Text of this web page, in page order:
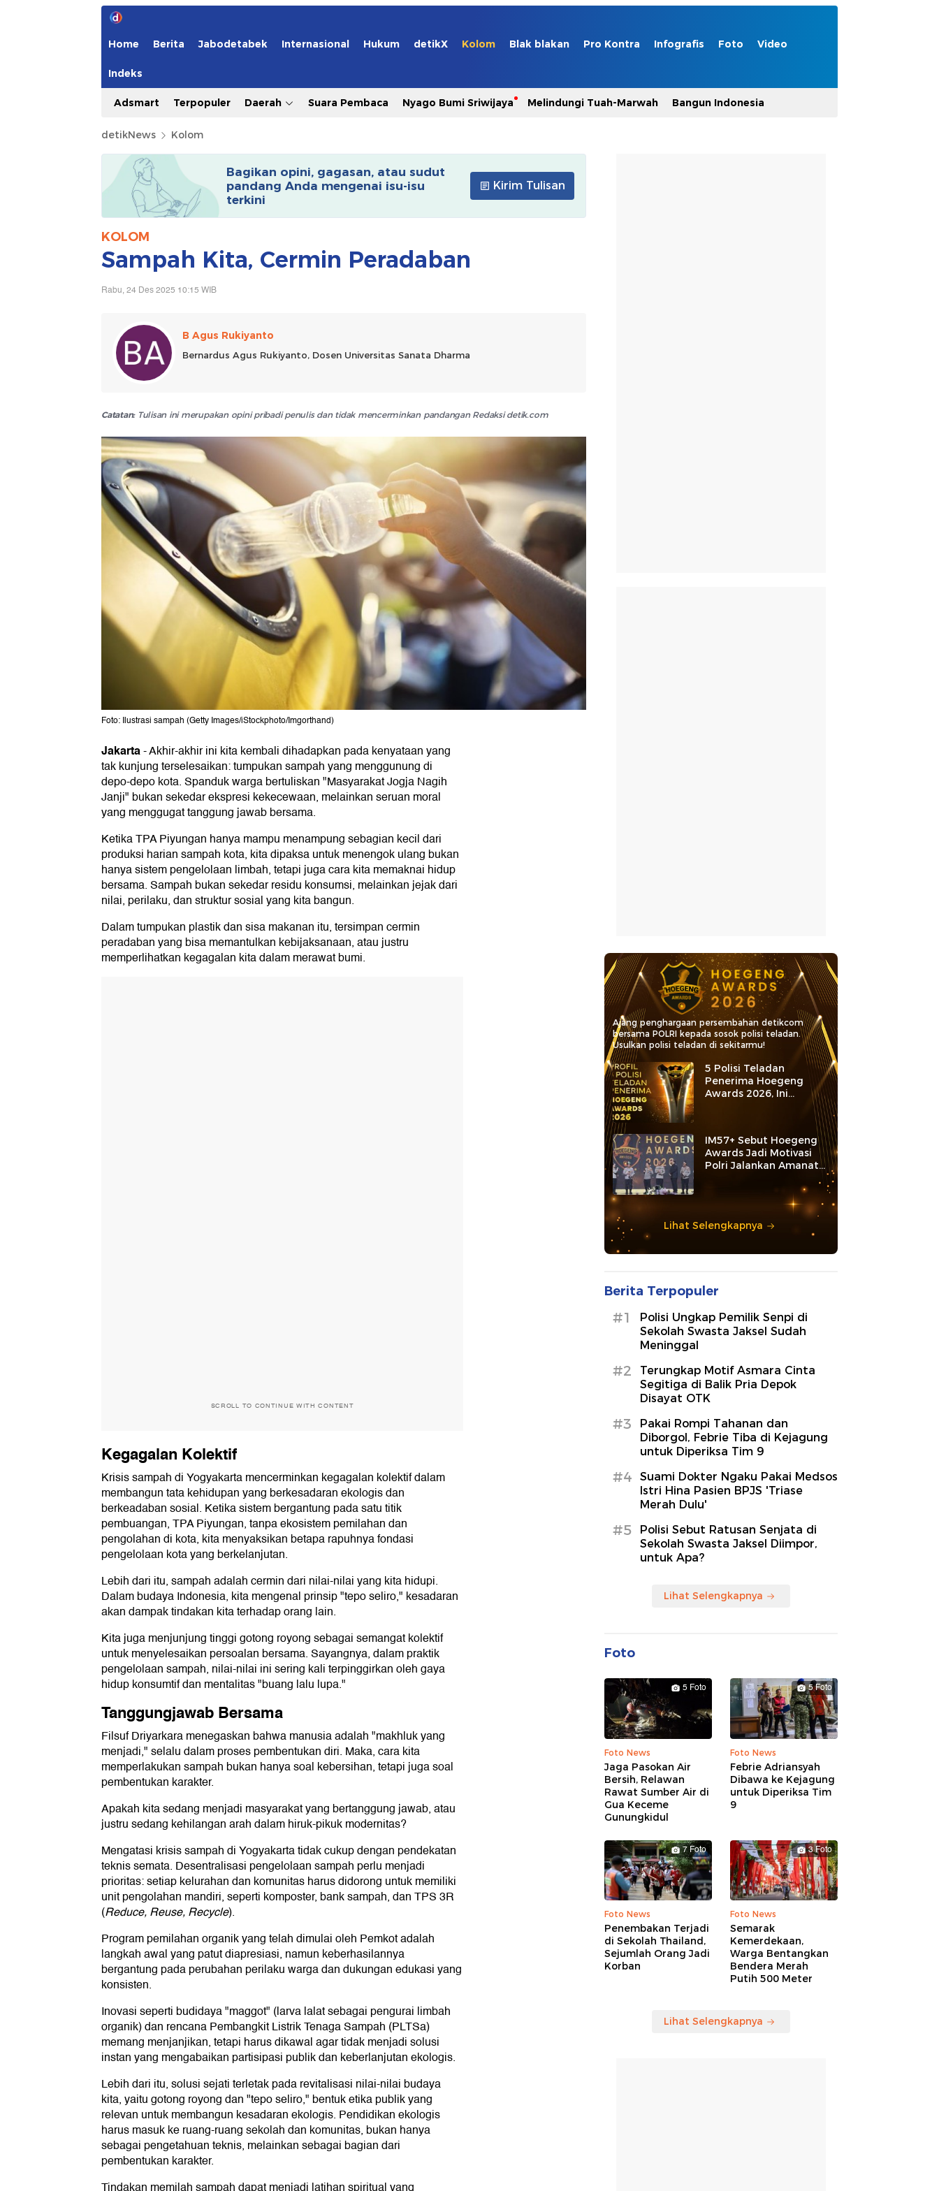
Home Berita Jabodetabek Internasional Hukum detikX Kolom Blak blakan Pro Kontra Infografis Foto Video
Indeks
Adsmart Terpopuler Daerah Suara Pembaca Nyago Bumi Sriwijaya Melindungi Tuah-Marwah Bangun Indonesia
detikNews Kolom
Bagikan opini, gagasan, atau sudut
pandang Anda mengenai isu-isu
terkini
Kirim Tulisan
KOLOM
Sampah Kita, Cermin Peradaban
Rabu, 24 Des 2025 10:15 WIB
B Agus Rukiyanto
Bernardus Agus Rukiyanto, Dosen Universitas Sanata Dharma
Catatan:Tulisan ini merupakan opini pribadi penulis dan tidak mencerminkan pandangan Redaksi detik.com
Foto: Ilustrasi sampah (Getty Images/iStockphoto/Imgorthand)
Jakarta-Akhir-akhir ini kita kembali dihadapkan pada kenyataan yang
tak kunjung terselesaikan: tumpukan sampah yang menggunung di
depo-depo kota. Spanduk warga bertuliskan "Masyarakat Jogja Nagih
Janji" bukan sekedar ekspresi kekecewaan, melainkan seruan moral
yang menggugat tanggung jawab bersama.
Ketika TPA Piyungan hanya mampu menampung sebagian kecil dari
produksi harian sampah kota, kita dipaksa untuk menengok ulang bukan
hanya sistem pengelolaan limbah, tetapi juga cara kita memaknai hidup
bersama. Sampah bukan sekedar residu konsumsi, melainkan jejak dari
nilai, perilaku, dan struktur sosial yang kita bangun.
Dalam tumpukan plastik dan sisa makanan itu, tersimpan cermin
peradaban yang bisa memantulkan kebijaksanaan, atau justru
memperlihatkan kegagalan kita dalam merawat bumi.
SCROLL TO CONTINUE WITH CONTENT
Kegagalan Kolektif
Krisis sampah di Yogyakarta mencerminkan kegagalan kolektif dalam
membangun tata kehidupan yang berkesadaran ekologis dan
berkeadaban sosial. Ketika sistem bergantung pada satu titik
pembuangan, TPA Piyungan, tanpa ekosistem pemilahan dan
pengolahan di kota, kita menyaksikan betapa rapuhnya fondasi
pengelolaan kota yang berkelanjutan.
Lebih dari itu, sampah adalah cermin dari nilai-nilai yang kita hidupi.
Dalam budaya Indonesia, kita mengenal prinsip "tepo seliro," kesadaran
akan dampak tindakan kita terhadap orang lain.
Kita juga menjunjung tinggi gotong royong sebagai semangat kolektif
untuk menyelesaikan persoalan bersama. Sayangnya, dalam praktik
pengelolaan sampah, nilai-nilai ini sering kali terpinggirkan oleh gaya
hidup konsumtif dan mentalitas "buang lalu lupa."
Tanggungjawab Bersama
Filsuf Driyarkara menegaskan bahwa manusia adalah "makhluk yang
menjadi," selalu dalam proses pembentukan diri. Maka, cara kita
memperlakukan sampah bukan hanya soal kebersihan, tetapi juga soal
pembentukan karakter.
Apakah kita sedang menjadi masyarakat yang bertanggung jawab, atau
justru sedang kehilangan arah dalam hiruk-pikuk modernitas?
Mengatasi krisis sampah di Yogyakarta tidak cukup dengan pendekatan
teknis semata. Desentralisasi pengelolaan sampah perlu menjadi
prioritas: setiap kelurahan dan komunitas harus didorong untuk memiliki
unit pengolahan mandiri, seperti komposter, bank sampah, dan TPS 3R
(Reduce, Reuse, Recycle).
Program pemilahan organik yang telah dimulai oleh Pemkot adalah
langkah awal yang patut diapresiasi, namun keberhasilannya
bergantung pada perubahan perilaku warga dan dukungan edukasi yang
konsisten.
Inovasi seperti budidaya "maggot" (larva lalat sebagai pengurai limbah
organik) dan rencana Pembangkit Listrik Tenaga Sampah (PLTSa)
memang menjanjikan, tetapi harus dikawal agar tidak menjadi solusi
instan yang mengabaikan partisipasi publik dan keberlanjutan ekologis.
Lebih dari itu, solusi sejati terletak pada revitalisasi nilai-nilai budaya
kita, yaitu gotong royong dan "tepo seliro," bentuk etika publik yang
relevan untuk membangun kesadaran ekologis. Pendidikan ekologis
harus masuk ke ruang-ruang sekolah dan komunitas, bukan hanya
sebagai pengetahuan teknis, melainkan sebagai bagian dari
pembentukan karakter.
Ajang penghargaan persembahan detikcom
bersama POLRI kepada sosok polisi teladan.
Usulkan polisi teladan di sekitarmu!
5 Polisi Teladan
Penerima Hoegeng
Awards 2026, Ini
Kategori dan Kiprahnya
IM57+ Sebut Hoegeng
Awards Jadi Motivasi
Polri Jalankan Amanat
Lihat Selengkapnya
Berita Terpopuler
#1
Polisi Ungkap Pemilik Senpi di
Sekolah Swasta Jaksel Sudah
Meninggal
#2
Terungkap Motif Asmara Cinta
Segitiga di Balik Pria Depok
Disayat OTK
#3
Pakai Rompi Tahanan dan
Diborgol, Febrie Tiba di Kejagung
untuk Diperiksa Tim 9
#4
Suami Dokter Ngaku Pakai Medsos
Istri Hina Pasien BPJS 'Triase
Merah Dulu'
#5
Polisi Sebut Ratusan Senjata di
Sekolah Swasta Jaksel Diimpor,
untuk Apa?
Lihat Selengkapnya
Foto
5 Foto
Foto News
Jaga Pasokan Air
Bersih, Relawan
Rawat Sumber Air di
Gua Keceme
Gunungkidul
5 Foto
Foto News
Febrie Adriansyah
Dibawa ke Kejagung
untuk Diperiksa Tim
9
7 Foto
Foto News
Penembakan Terjadi
di Sekolah Thailand,
Sejumlah Orang Jadi
Korban
3 Foto
Foto News
Semarak
Kemerdekaan,
Warga Bentangkan
Bendera Merah
Putih 500 Meter
Lihat Selengkapnya